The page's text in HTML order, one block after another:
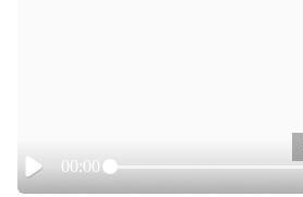
Play
00:00